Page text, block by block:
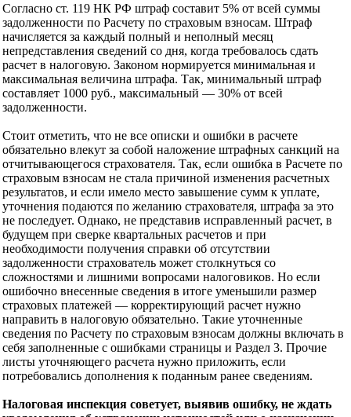
Согласно ст. 119 НК РФ штраф составит 5% от всей суммы
задолженности по Расчету по страховым взносам. Штраф
начисляется за каждый полный и неполный месяц
непредставления сведений со дня, когда требовалось сдать
расчет в налоговую. Законом нормируется минимальная и
максимальная величина штрафа. Так, минимальный штраф
составляет 1000 руб., максимальный — 30% от всей
задолженности.
Стоит отметить, что не все описки и ошибки в расчете
обязательно влекут за собой наложение штрафных санкций на
отчитывающегося страхователя. Так, если ошибка в Расчете по
страховым взносам не стала причиной изменения расчетных
результатов, и если имело место завышение сумм к уплате,
уточнения подаются по желанию страхователя, штрафа за это
не последует. Однако, не представив исправленный расчет, в
будущем при сверке квартальных расчетов и при
необходимости получения справки об отсутствии
задолженности страхователь может столкнуться со
сложностями и лишними вопросами налоговиков. Но если
ошибочно внесенные сведения в итоге уменьшили размер
страховых платежей — корректирующий расчет нужно
направить в налоговую обязательно. Такие уточненные
сведения по Расчету по страховым взносам должны включать в
себя заполненные с ошибками страницы и Раздел 3. Прочие
листы уточняющего расчета нужно приложить, если
потребовались дополнения к поданным ранее сведениям.
Налоговая инспекция советует, выявив ошибку, не ждать